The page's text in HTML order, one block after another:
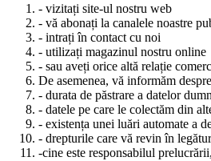
- vizitați site-ul nostru web
- vă abonați la canalele noastre
- intrați în contact cu noi
- utilizați magazinul nostru online
- sau aveți orice altă relație
De asemenea, vă informăm
- durata de păstrare a datelor
- datele pe care le colectăm din
- existența unei luări automate a
- drepturile care vă revin în
-cine este responsabilul